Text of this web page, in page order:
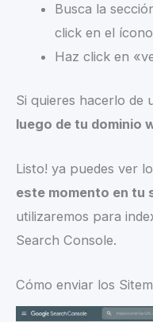
Busca la
click en el
Haz click en
Si quieres hacerlo de
luego de tu dominio
Listo! ya puedes ver
este momento en tu
utilizaremos para
Search Console.
Cómo enviar los